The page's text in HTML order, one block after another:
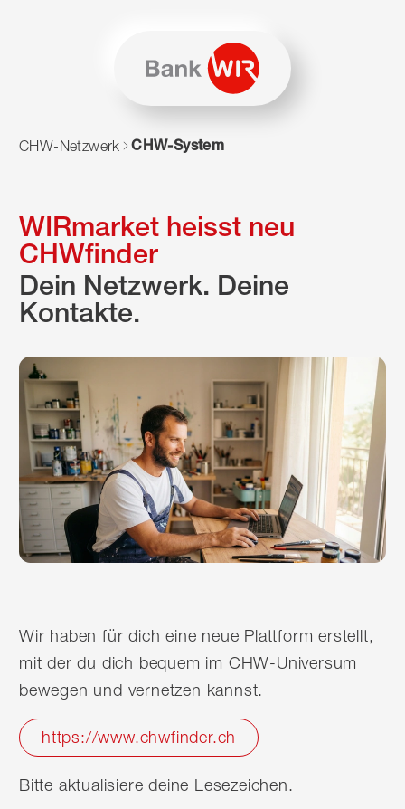
Zum Navigieren dieser Seite wird JavaScript benötigt.
CHW-Netzwerk CHW-System
WIRmarket heisst neu
CHWfinder
Dein Netzwerk. Deine
Kontakte.
Wir haben für dich eine neue Plattform erstellt,
mit der du dich bequem im CHW-Universum
bewegen und vernetzen kannst.
https://www.chwfinder.ch
Bitte aktualisiere deine Lesezeichen.